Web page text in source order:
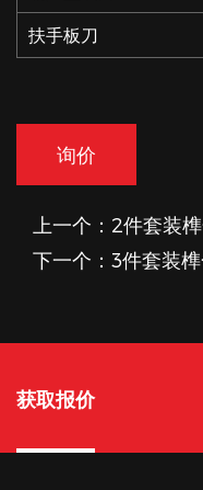
扶手板刀
询价
上一个：2件套装
下一个：3件套装
获取报价